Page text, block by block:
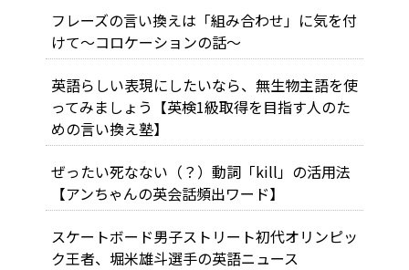
フレーズの言い換えは「組み合わせ」に気を付
けて～コロケーションの話～
英語らしい表現にしたいなら、無生物主語を使
ってみましょう【英検1級取得を目指す人のた
めの言い換え塾】
ぜったい死なない（？）動詞「kill」の活用法
【アンちゃんの英会話頻出ワード】
スケートボード男子ストリート初代オリンピッ
ク王者、堀米雄斗選手の英語ニュース